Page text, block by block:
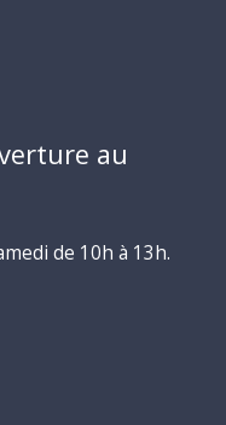
au
de 10h à 13h.